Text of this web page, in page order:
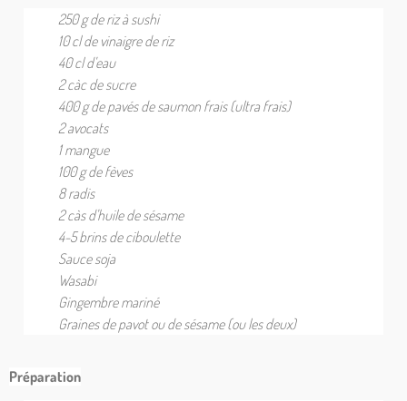
250 g de riz à sushi
10 cl de vinaigre de riz
40 cl d'eau
2 càc de sucre
400 g de pavés de saumon frais (ultra frais)
2 avocats
1 mangue
100 g de fèves
8 radis
2 càs d'huile de sésame
4-5 brins de ciboulette
Sauce soja
Wasabi
Gingembre mariné
Graines de pavot ou de sésame (ou les deux)
Préparation